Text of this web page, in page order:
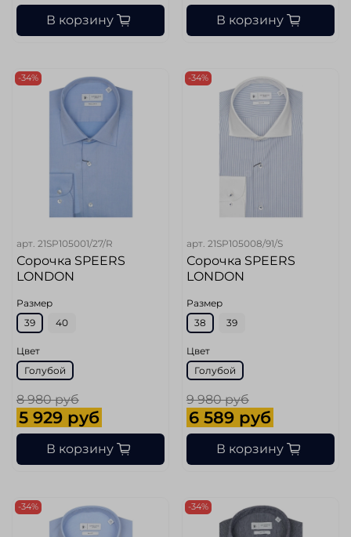
В корзину В корзину
-34%
арт. 21SP105001/27/R
Сорочка SPEERS
LONDON
Размер
39
40
Цвет
Голубой
8 980 руб
5 929 руб
В корзину
-34%
арт. 21SP105008/91/S
Сорочка SPEERS
LONDON
Размер
38
39
Цвет
Голубой
9 980 руб
6 589 руб
В корзину
-34% -34%